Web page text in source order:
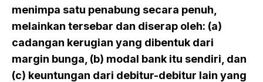
menimpa satu penabung secara penuh,
melainkan tersebar dan diserap oleh: (a)
cadangan kerugian yang dibentuk dari
margin bunga, (b) modal bank itu sendiri, dan
(c) keuntungan dari debitur-debitur lain yang